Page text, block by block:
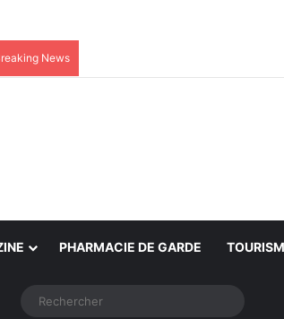
News
PHARMACIE DE GARDE
Aléatoire
Switch skin